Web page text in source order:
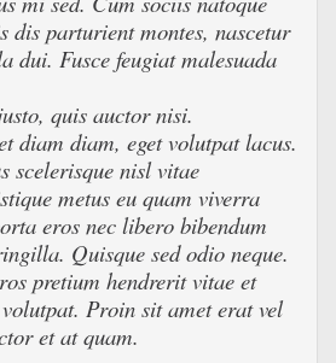
dis parturient montes, nascetur
dui. Fusce feugiat malesuada
quis auctor nisi.
diam diam, eget volutpat lacus.
scelerisque nisl vitae
metus eu quam viverra
eros nec libero bibendum
Quisque sed odio neque.
pretium hendrerit vitae et
Proin sit amet erat vel
et at quam.